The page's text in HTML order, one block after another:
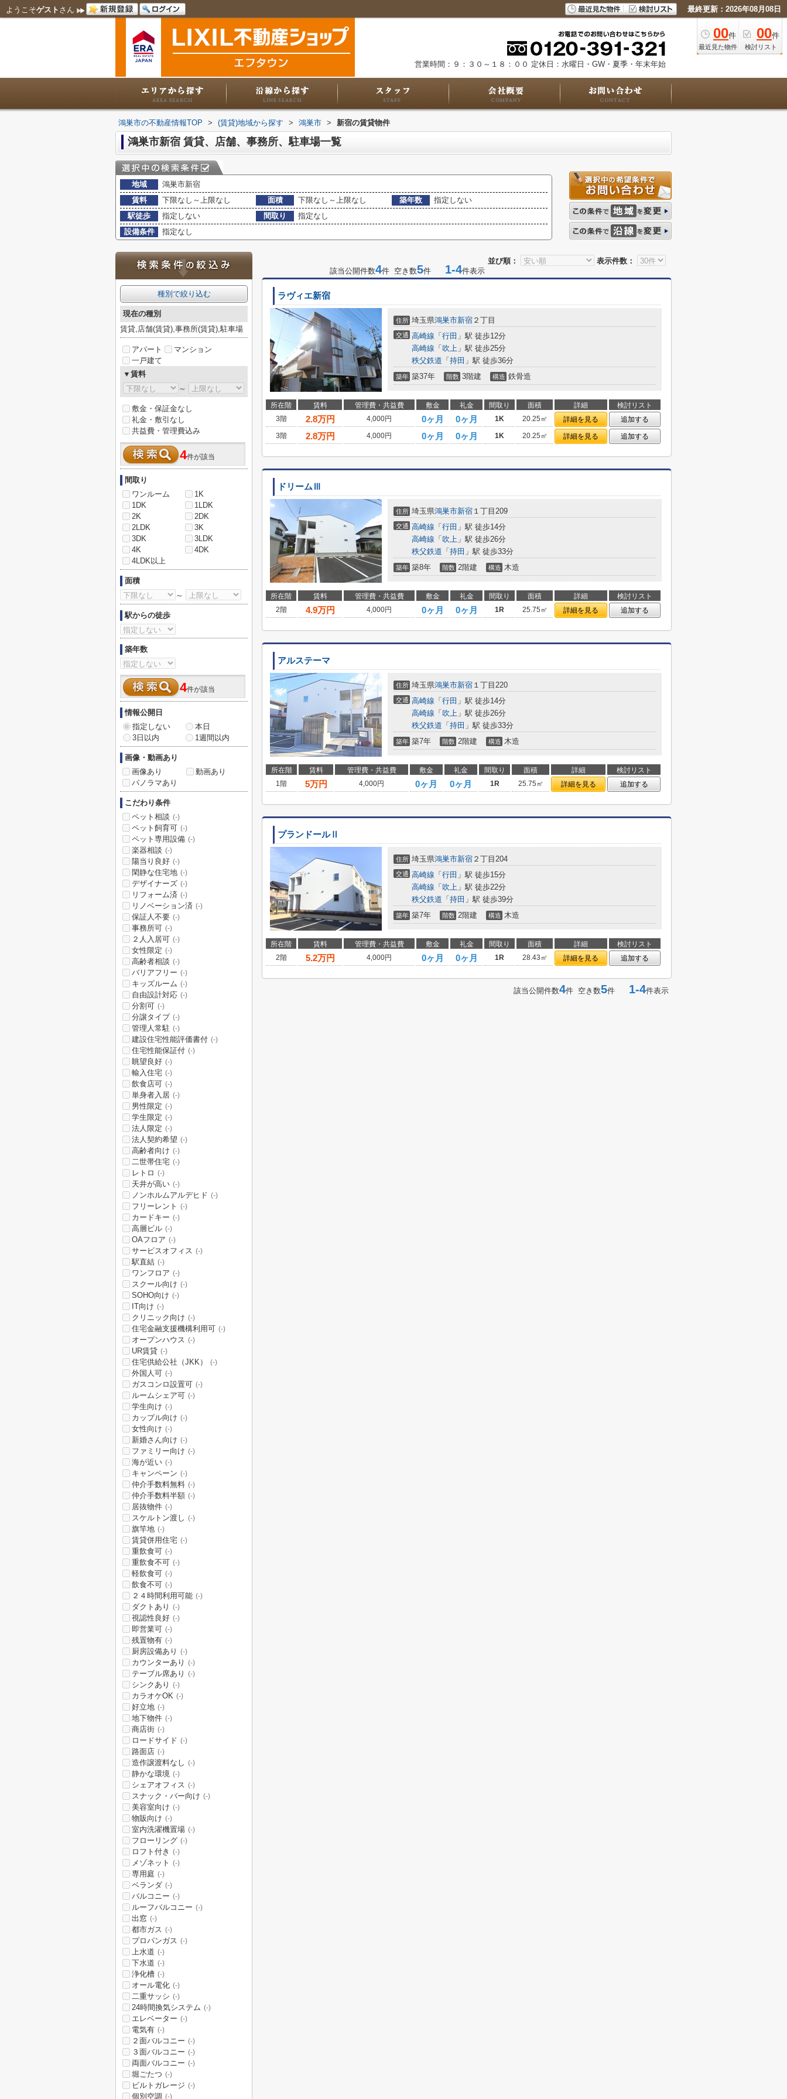
ようこそゲスト さん 最終更新：2026年08月08日
00件
最近見た物件
00件
検討リスト
営業時間：９：３０～１８：００ 定休日：水曜日・GW・夏季・年末年始
鴻巣市の不動産情報TOP > (賃貸)地域から探す > 鴻巣市 > 新宿の賃貸物件
鴻巣市新宿 賃貸、店舗、事務所、駐車場一覧
地域
鴻巣市新宿
賃料
下限なし～上限なし 面積 下限なし～上限なし 築年数
指定しない
駅徒歩
指定しない 間取り
指定なし
設備条件
指定なし
並び順：
表示件数：
該当公開件数4件 空き数5件 1-4件表示
ラヴィエ新宿
住所 埼玉県鴻巣市新宿 ２丁目
交通 高崎線 「 行田 」駅 徒歩12分
高崎線 「 吹上 」駅 徒歩25分
秩父鉄道 「 持田 」駅 徒歩36分
築年 築37年 階数 3階建 構造 鉄骨造
所在階 賃料 管理費・共益費 敷金 礼金 間取り 面積 詳細
検討リスト
3階
2.8万円 4,000円 0ヶ月 0ヶ月 1K 20.25㎡ 詳細を見る
追加する
3階
2.8万円 4,000円 0ヶ月 0ヶ月 1K 20.25㎡ 詳細を見る 追加する
ドリームⅢ
住所 埼玉県鴻巣市新宿 １丁目209
交通 高崎線 「 行田 」駅 徒歩14分
高崎線 「 吹上 」駅 徒歩26分
秩父鉄道 「 持田 」駅 徒歩33分
築年 築8年 階数 2階建 構造 木造
所在階 賃料 管理費・共益費 敷金 礼金 間取り 面積 詳細
検討リスト
2階
4.9万円 4,000円 0ヶ月 0ヶ月 1R 25.75㎡ 詳細を見る 追加する
アルステーマ
住所 埼玉県鴻巣市新宿 １丁目220
交通 高崎線 「 行田 」駅 徒歩14分
高崎線 「 吹上 」駅 徒歩26分
秩父鉄道 「 持田 」駅 徒歩33分
築年 築7年 階数 2階建 構造 木造
所在階 賃料 管理費・共益費 敷金 礼金 間取り 面積 詳細
検討リスト
1階
5万円 4,000円 0ヶ月 0ヶ月 1R 25.75㎡ 詳細を見る 追加する
プランドールⅡ
住所 埼玉県鴻巣市新宿 ２丁目204
交通 高崎線 「 行田 」駅 徒歩15分
高崎線 「 吹上 」駅 徒歩22分
秩父鉄道 「 持田 」駅 徒歩39分
築年 築7年 階数 2階建 構造 木造
所在階 賃料 管理費・共益費 敷金 礼金 間取り 面積 詳細
検討リスト
2階
5.2万円 4,000円 0ヶ月 0ヶ月 1R 28.43㎡ 詳細を見る 追加する
該当公開件数4件 空き数5件 1-4件表示
種別で絞り込む
現在の種別
賃貸,店舗(賃貸),事務所(賃貸),駐車場
アパート
マンション
一戸建て
▼賃料
～
敷金・保証金なし
礼金・敷引なし
共益費・管理費込み
4件が該当
間取り
ワンルーム
1K
1DK
1LDK
2K
2DK
2LDK
3K
3DK
3LDK
4K
4DK
4LDK以上
面積
～
駅からの徒歩
築年数
4件が該当
情報公開日
指定しない
本日
3日以内
1週間以内
画像・動画あり
画像あり
動画あり
パノラマあり
こだわり条件
ペット相談 (-)
ペット飼育可 (-)
ペット専用設備 (-)
楽器相談 (-)
陽当り良好 (-)
閑静な住宅地 (-)
デザイナーズ (-)
リフォーム済 (-)
リノベーション済 (-)
保証人不要 (-)
事務所可 (-)
２人入居可 (-)
女性限定 (-)
高齢者相談 (-)
バリアフリー (-)
キッズルーム (-)
自由設計対応 (-)
分割可 (-)
分譲タイプ (-)
管理人常駐 (-)
建設住宅性能評価書付 (-)
住宅性能保証付 (-)
眺望良好 (-)
輸入住宅 (-)
飲食店可 (-)
単身者入居 (-)
男性限定 (-)
学生限定 (-)
法人限定 (-)
法人契約希望 (-)
高齢者向け (-)
二世帯住宅 (-)
レトロ (-)
天井が高い (-)
ノンホルムアルデヒド (-)
フリーレント (-)
カードキー (-)
高層ビル (-)
OAフロア (-)
サービスオフィス (-)
駅直結 (-)
ワンフロア (-)
スクール向け (-)
SOHO向け (-)
IT向け (-)
クリニック向け (-)
住宅金融支援機構利用可 (-)
オープンハウス (-)
UR賃貸 (-)
住宅供給公社（JKK） (-)
外国人可 (-)
ガスコンロ設置可 (-)
ルームシェア可 (-)
学生向け (-)
カップル向け (-)
女性向け (-)
新婚さん向け (-)
ファミリー向け (-)
海が近い (-)
キャンペーン (-)
仲介手数料無料 (-)
仲介手数料半額 (-)
居抜物件 (-)
スケルトン渡し (-)
旗竿地 (-)
賃貸併用住宅 (-)
重飲食可 (-)
重飲食不可 (-)
軽飲食可 (-)
飲食不可 (-)
２４時間利用可能 (-)
ダクトあり (-)
視認性良好 (-)
即営業可 (-)
残置物有 (-)
厨房設備あり (-)
カウンターあり (-)
テーブル席あり (-)
シンクあり (-)
カラオケOK (-)
好立地 (-)
地下物件 (-)
商店街 (-)
ロードサイド (-)
路面店 (-)
造作譲渡料なし (-)
静かな環境 (-)
シェアオフィス (-)
スナック・バー向け (-)
美容室向け (-)
物販向け (-)
室内洗濯機置場 (-)
フローリング (-)
ロフト付き (-)
メゾネット (-)
専用庭 (-)
ベランダ (-)
バルコニー (-)
ルーフバルコニー (-)
出窓 (-)
都市ガス (-)
プロパンガス (-)
上水道 (-)
下水道 (-)
浄化槽 (-)
オール電化 (-)
二重サッシ (-)
24時間換気システム (-)
エレベーター (-)
電気有 (-)
２面バルコニー (-)
３面バルコニー (-)
両面バルコニー (-)
堀ごたつ (-)
ビルトガレージ (-)
個別空調 (-)